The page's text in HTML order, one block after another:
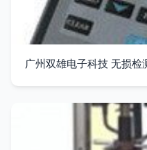
广州双雄电子科技 无损